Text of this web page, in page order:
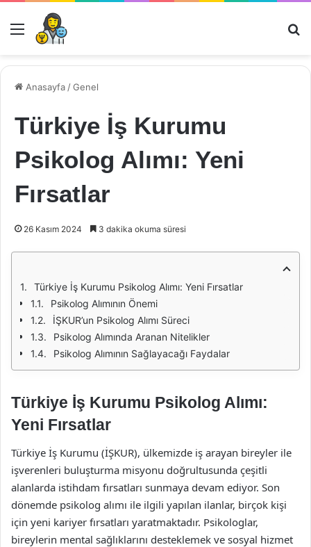
Menü
Anasayfa /Genel
Türkiye İş Kurumu
Psikolog Alımı: Yeni
Fırsatlar
26 Kasım 2024 3 dakika okuma süresi
Türkiye İş Kurumu Psikolog Alımı: Yeni Fırsatlar
Psikolog Alımının Önemi
İŞKUR’un Psikolog Alımı Süreci
Psikolog Alımında Aranan Nitelikler
Psikolog Alımının Sağlayacağı Faydalar
Türkiye İş Kurumu Psikolog Alımı:
Yeni Fırsatlar
Türkiye İş Kurumu (İŞKUR), ülkemizde iş arayan bireyler ile
işverenleri buluşturma misyonu doğrultusunda çeşitli
alanlarda istihdam fırsatları sunmaya devam ediyor. Son
dönemde psikolog alımı ile ilgili yapılan ilanlar, birçok kişi
için yeni kariyer fırsatları yaratmaktadır. Psikologlar,
bireylerin mental sağlıklarını desteklemek ve sosyal hizmet